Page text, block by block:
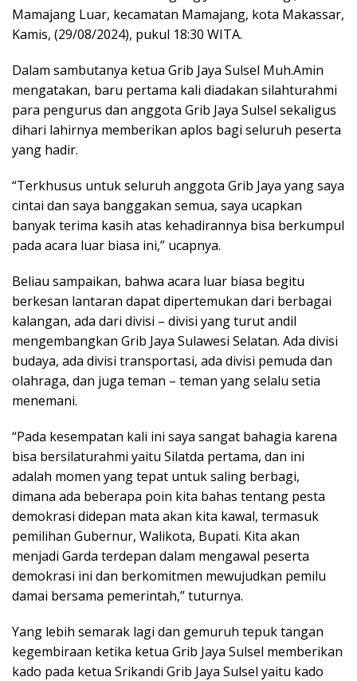
Mamajang Luar, kecamatan Mamajang, kota Makassar,
Kamis, (29/08/2024), pukul 18:30 WITA.
Dalam sambutanya ketua Grib Jaya Sulsel Muh.Amin
mengatakan, baru pertama kali diadakan silahturahmi
para pengurus dan anggota Grib Jaya Sulsel sekaligus
dihari lahirnya memberikan aplos bagi seluruh peserta
yang hadir.
“Terkhusus untuk seluruh anggota Grib Jaya yang saya
cintai dan saya banggakan semua, saya ucapkan
banyak terima kasih atas kehadirannya bisa berkumpul
pada acara luar biasa ini,” ucapnya.
Beliau sampaikan, bahwa acara luar biasa begitu
berkesan lantaran dapat dipertemukan dari berbagai
kalangan, ada dari divisi – divisi yang turut andil
mengembangkan Grib Jaya Sulawesi Selatan. Ada divisi
budaya, ada divisi transportasi, ada divisi pemuda dan
olahraga, dan juga teman – teman yang selalu setia
menemani.
“Pada kesempatan kali ini saya sangat bahagia karena
bisa bersilaturahmi yaitu Silatda pertama, dan ini
adalah momen yang tepat untuk saling berbagi,
dimana ada beberapa poin kita bahas tentang pesta
demokrasi didepan mata akan kita kawal, termasuk
pemilihan Gubernur, Walikota, Bupati. Kita akan
menjadi Garda terdepan dalam mengawal peserta
demokrasi ini dan berkomitmen mewujudkan pemilu
damai bersama pemerintah,” tuturnya.
Yang lebih semarak lagi dan gemuruh tepuk tangan
kegembiraan ketika ketua Grib Jaya Sulsel memberikan
kado pada ketua Srikandi Grib Jaya Sulsel yaitu kado